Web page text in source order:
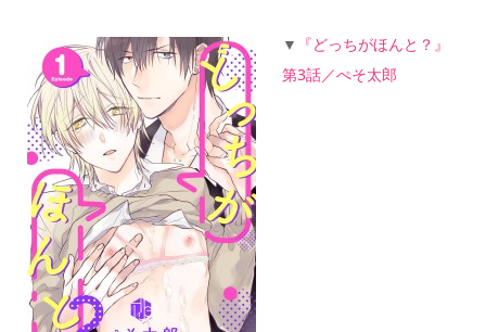
▼ 『どっちがほんと？』
第3話／ぺそ太郎